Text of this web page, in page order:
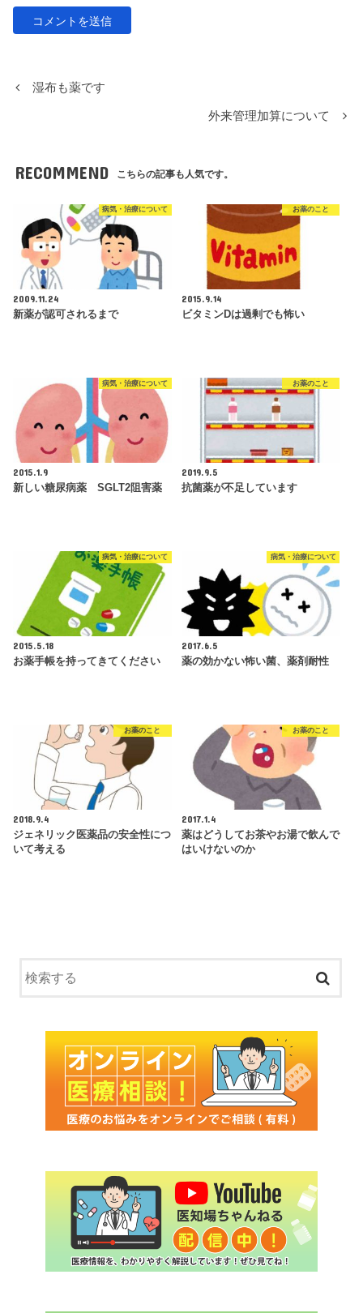
湿布も薬です
外来管理加算について
RECOMMEND こちらの記事も人気です。
病気・治療について
2009.11.24
新薬が認可されるまで
お薬のこと
2015.9.14
ビタミンDは過剰でも怖い
病気・治療について
2015.1.9
新しい糖尿病薬 SGLT2阻害薬
お薬のこと
2019.9.5
抗菌薬が不足しています
病気・治療について
2015.5.18
お薬手帳を持ってきてください
病気・治療について
2017.6.5
薬の効かない怖い菌、薬剤耐性
お薬のこと
2018.9.4
ジェネリック医薬品の安全性につ
いて考える
お薬のこと
2017.1.4
薬はどうしてお茶やお湯で飲んで
はいけないのか